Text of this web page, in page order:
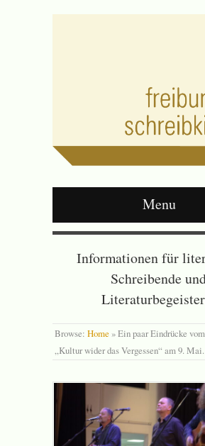
Menu
Informationen für
Schreibende
Browse: Home »Ein paar Eindrücke
„Kultur wider das Vergessen“ am 9. Mai.